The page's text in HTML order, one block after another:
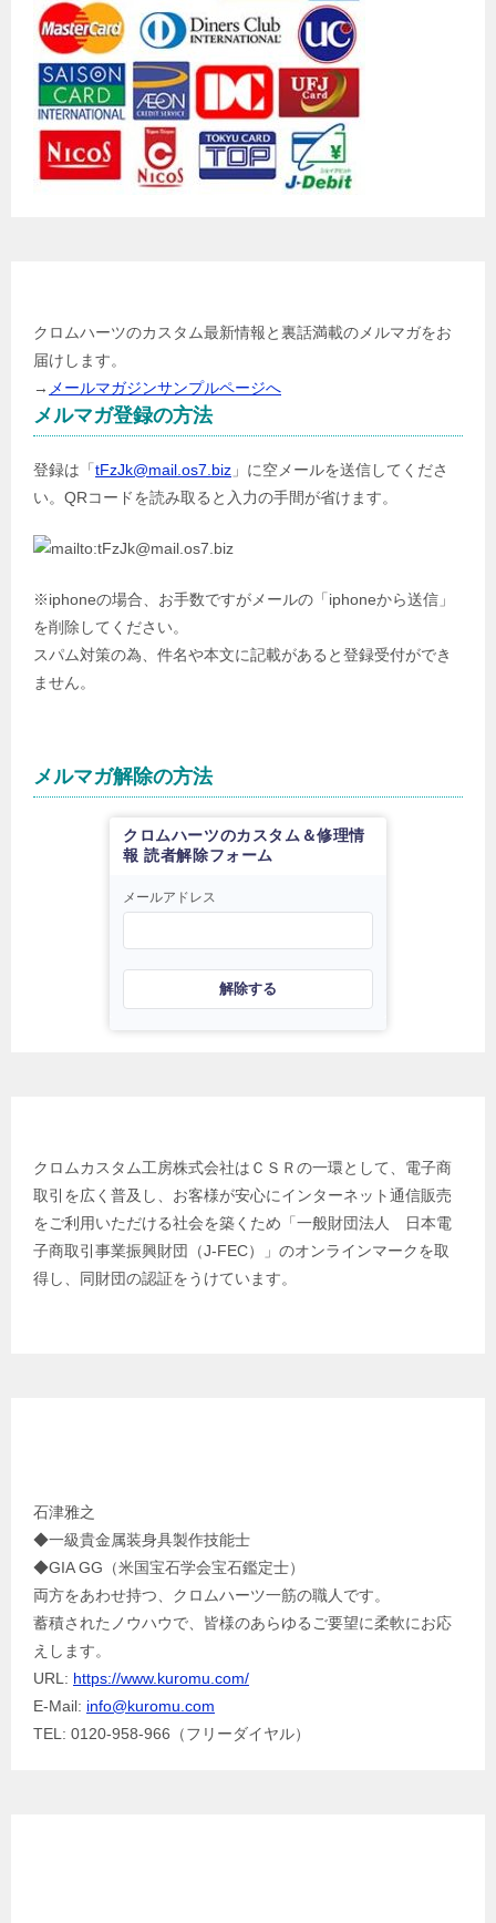
クロムハーツのカスタム最新情報と裏話満載のメルマガをお
届けします。
→ メールマガジンサンプルページへ
メルマガ登録の方法
登録は「 tFzJk@mail.os7.biz 」に空メールを送信してくださ
い。QRコードを読み取ると入力の手間が省けます。
※iphoneの場合、お手数ですがメールの「iphoneから送信」
を削除してください。
スパム対策の為、件名や本文に記載があると登録受付ができ
ません。
メルマガ解除の方法
クロムハーツのカスタム＆修理情
報 読者解除フォーム
メールアドレス
解除する
クロムカスタム工房株式会社はＣＳＲの一環として、電子商
取引を広く普及し、お客様が安心にインターネット通信販売
をご利用いただける社会を築くため「一般財団法人 日本電
子商取引事業振興財団（J-FEC）」のオンラインマークを取
得し、同財団の認証をうけています。
石津雅之
◆一級貴金属装身具製作技能士
◆GIA GG（米国宝石学会宝石鑑定士）
両方をあわせ持つ、クロムハーツ一筋の職人です。
蓄積されたノウハウで、皆様のあらゆるご要望に柔軟にお応
えします。
URL: https://www.kuromu.com/
E-Mail: info@kuromu.com
TEL: 0120-958-966（フリーダイヤル）